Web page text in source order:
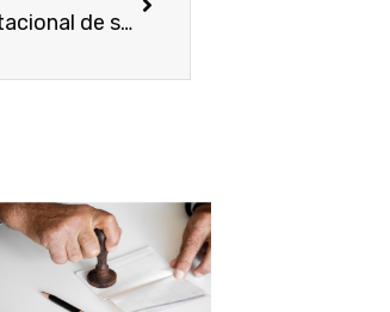
Caixa é condenada a quitar contrato habitacional de segurado que recebia auxílio doença e foi aposentado por invalidez